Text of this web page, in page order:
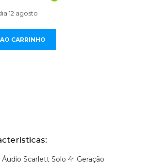
12 agosto
CARRINHO
Scarlett Solo 4ª Geração